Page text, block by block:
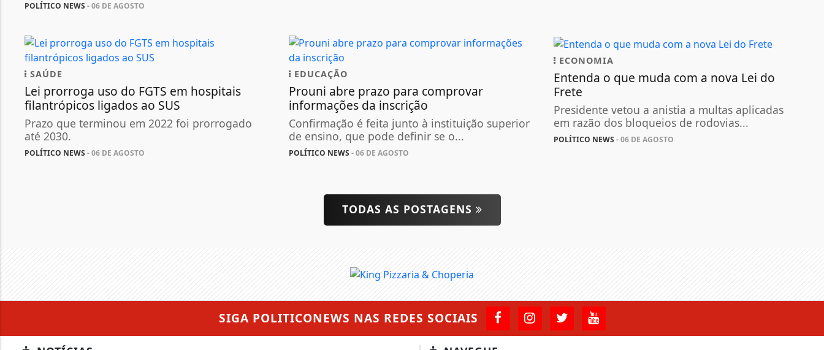
POLÍTICO NEWS - 06 DE AGOSTO
SAÚDE
Lei prorroga uso do FGTS em hospitais
filantrópicos ligados ao SUS
Prazo que terminou em 2022 foi prorrogado
até 2030.
POLÍTICO NEWS - 06 DE AGOSTO
EDUCAÇÃO
Prouni abre prazo para comprovar
informações da inscrição
Confirmação é feita junto à instituição superior
de ensino, que pode definir se o...
POLÍTICO NEWS - 06 DE AGOSTO
ECONOMIA
Entenda o que muda com a nova Lei do
Frete
Presidente vetou a anistia a multas aplicadas
em razão dos bloqueios de rodovias...
POLÍTICO NEWS - 06 DE AGOSTO
TODAS AS POSTAGENS
SIGA POLITICONEWS NAS REDES SOCIAIS